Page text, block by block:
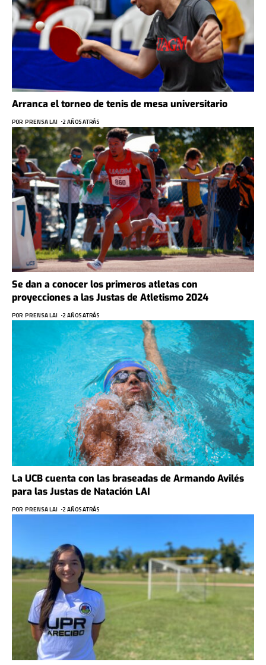
Arranca el torneo de tenis de mesa universitario
POR PRENSA LAI 2 AÑOS ATRÁS
Se dan a conocer los primeros atletas con
proyecciones a las Justas de Atletismo 2024
POR PRENSA LAI 2 AÑOS ATRÁS
La UCB cuenta con las braseadas de Armando Avilés
para las Justas de Natación LAI
POR PRENSA LAI 2 AÑOS ATRÁS